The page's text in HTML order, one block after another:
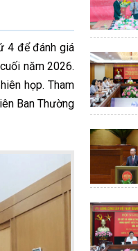
4 để đánh giá
năm 2026.
họp. Tham
Ban Thường